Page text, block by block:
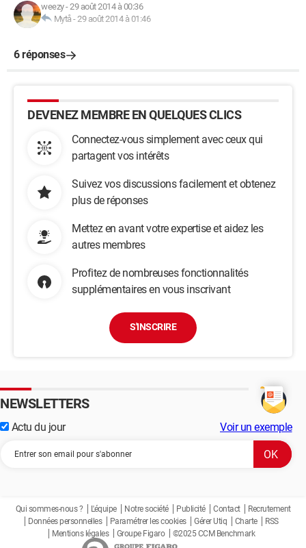
weezy-29 août 2014 à 00:36
Mytå -29 août 2014 à 01:46
6 réponses
DEVENEZ MEMBRE EN QUELQUES CLICS
Connectez-vous simplement avec ceux qui
partagent vos intérêts
Suivez vos discussions facilement et obtenez
plus de réponses
Mettez en avant votre expertise et aidez les
autres membres
Profitez de nombreuses fonctionnalités
supplémentaires en vous inscrivant
S'INSCRIRE
NEWSLETTERS
Actu du jour Voir un exemple
Qui sommes-nous ? L'équipe Notre société Publicité Contact
Recrutement
Données personnelles
Paramétrer les cookies Gérer Utiq Charte
RSS
Mentions légales
Groupe Figaro ©2025 CCM Benchmark